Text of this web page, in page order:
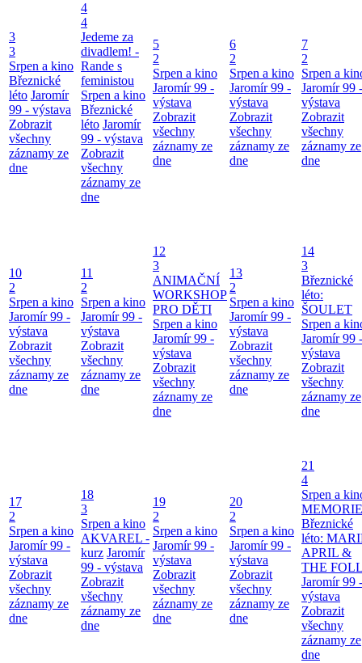
3
3
Srpen a kino
Březnické
léto Jaromír
99 - výstava
Zobrazit
všechny
záznamy ze
dne
4
4
Jedeme za
divadlem! -
Rande s
feministou
Srpen a kino
Březnické
léto Jaromír
99 - výstava
Zobrazit
všechny
záznamy ze
dne
5
2
Srpen a kino
Jaromír 99 -
výstava
Zobrazit
všechny
záznamy ze
dne
6
2
Srpen a kino
Jaromír 99 -
výstava
Zobrazit
všechny
záznamy ze
dne
7
2
Srpen a
Jaromír 99 -
výstava
Zobrazit
všechny
záznamy ze
dne
10
2
Srpen a kino
Jaromír 99 -
výstava
Zobrazit
všechny
záznamy ze
dne
11
2
Srpen a kino
Jaromír 99 -
výstava
Zobrazit
všechny
záznamy ze
dne
12
3
ANIMAČNÍ
WORKSHOP
PRO DĚTI
Srpen a kino
Jaromír 99 -
výstava
Zobrazit
všechny
záznamy ze
dne
13
2
Srpen a kino
Jaromír 99 -
výstava
Zobrazit
všechny
záznamy ze
dne
14
3
Březnické
léto:
ŠOULET
Srpen a
Jaromír 99 -
výstava
Zobrazit
všechny
záznamy ze
dne
17
2
Srpen a kino
Jaromír 99 -
výstava
Zobrazit
všechny
záznamy ze
dne
18
3
Srpen a kino
AKVAREL -
kurz Jaromír
99 - výstava
Zobrazit
všechny
záznamy ze
dne
19
2
Srpen a kino
Jaromír 99 -
výstava
Zobrazit
všechny
záznamy ze
dne
20
2
Srpen a kino
Jaromír 99 -
výstava
Zobrazit
všechny
záznamy ze
dne
21
4
Srpen a
Březnické
léto:
APRIL &
THE
Jaromír 99 -
výstava
Zobrazit
všechny
záznamy ze
dne